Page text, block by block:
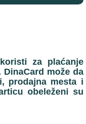
za plaćanje
DinaCard može da
prodajna mesta i
obeleženi su